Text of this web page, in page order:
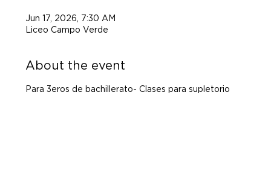
Jun 17, 2026, 7:30 AM
Liceo Campo Verde
About the event
Para 3eros de bachillerato- Clases para supletorio